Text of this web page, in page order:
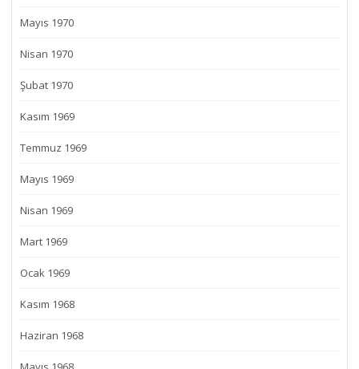
Mayıs 1970
Nisan 1970
Şubat 1970
Kasım 1969
Temmuz 1969
Mayıs 1969
Nisan 1969
Mart 1969
Ocak 1969
Kasım 1968
Haziran 1968